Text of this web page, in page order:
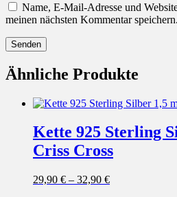
Name, E-Mail-Adresse und
meinen nächsten Kommentar speichern.
Ähnliche Produkte
Kette 925 Sterling
Criss Cross
29,90 € – 32,90 €